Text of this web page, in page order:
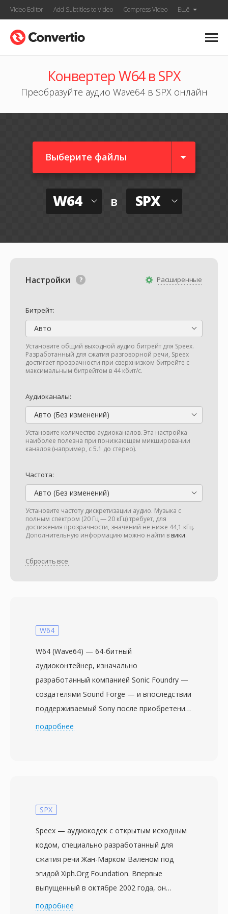
Video Editor Add Subtitles to Video Compress Video Ещё
Конвертер W64 в SPX
Преобразуйте аудио Wave64 в SPX онлайн
Выберите файлы
W64 в SPX
Расширенные
Настройки
Битрейт:
Авто
Установите общий выходной аудио битрейт для Speex.
Разработанный для сжатия разговорной речи, Speex
достигает прозрачности при сверхнизком битрейте с
максимальным битрейтом в 44 кбит/с.
Аудиоканалы:
Авто (Без изменений)
Установите количество аудиоканалов. Эта настройка
наиболее полезна при понижающем микшировании
каналов (например, с 5.1 до стерео).
Частота:
Авто (Без изменений)
Установите частоту дискретизации аудио. Музыка с
полным спектром (20 Гц — 20 кГц) требует, для
достижения прозрачности, значений не ниже 44,1 кГц.
Дополнительную информацию можно найти в вики.
Сбросить все
W64
W64 (Wave64) — 64-битный
аудиоконтейнер, изначально
разработанный компанией Sonic Foundry —
создателями Sound Forge — и впоследствии
поддерживаемый Sony после приобретения
настольного программного подразделения
критичным при длительных сессиях записи,
высокими частотами дискретизации. W64
достигает этого за счёт расширения
идентификаторов чанков и полей размера
до 64 бит, используя GUID вместо
четырёхсимвольных кодов. Такое
структурное изменение позволяет файлам
подробнее
SPX
Speex — аудиокодек с открытым исходным
кодом, специально разработанный для
сжатия речи Жан-Марком Валеном под
эгидой Xiph.Org Foundation. Впервые
выпущенный в октябре 2002 года, он
ориентирован на VoIP, конференц-связь и
подробнее